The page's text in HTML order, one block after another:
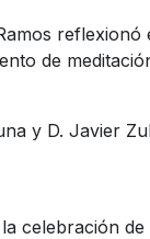
de
y D. Javier
celebración